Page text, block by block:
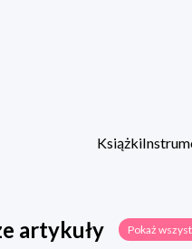
Książki
artykuły Pokaż